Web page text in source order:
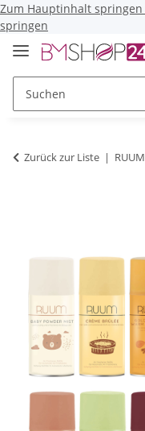
Zum Hauptinhalt springen
springen
Zurück zur Liste RUUM